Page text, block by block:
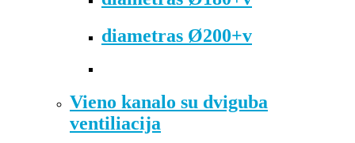
diametras Ø200+v
Vieno kanalo su dviguba
ventiliacija